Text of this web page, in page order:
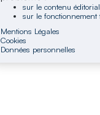
sur le contenu éditorial
sur le fonctionnement
Mentions Légales
Cookies
Données personnelles